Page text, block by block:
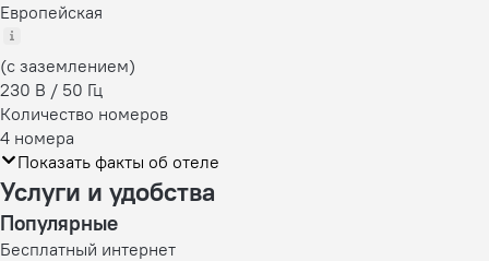
Европейская
(с заземлением)
230 В / 50 Гц
Количество номеров
4 номера
Показать факты об отеле
Услуги и удобства
Популярные
Бесплатный интернет